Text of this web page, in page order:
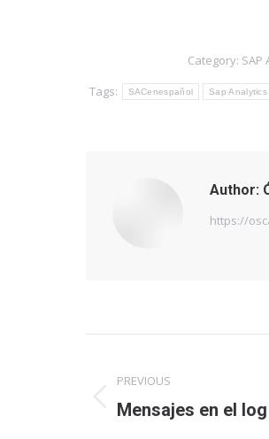
Category: SAP
Tags:
SACenespañol Sap Analytics
Author:
https://
navigation
PREVIOUS
Previous
Mensajes en el